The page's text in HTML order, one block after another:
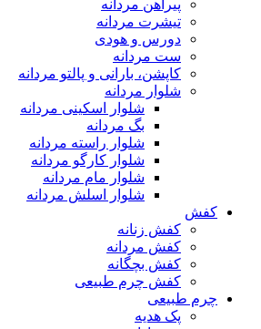
پیراهن مردانه
تیشرت مردانه
دورس و هودی
ست مردانه
کاپشن، بارانی و پالتو مردانه
شلوار مردانه
شلوار اسکینی مردانه
بگ مردانه
شلوار راسته مردانه
شلوار کارگو مردانه
شلوار مام مردانه
شلوار اسلش مردانه
کفش
کفش زنانه
کفش مردانه
کفش بچگانه
کفش چرم طبیعی
چرم طبیعی
پک هدیه